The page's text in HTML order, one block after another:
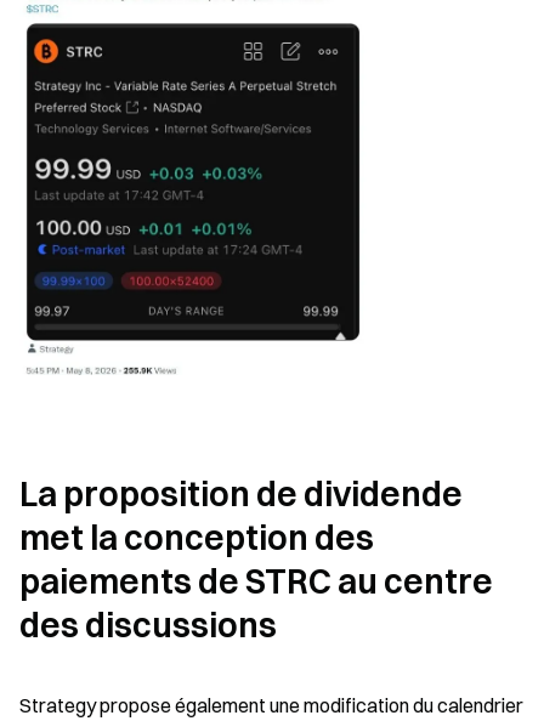
La proposition de dividende
met la conception des
paiements de STRC au centre
des discussions
Strategy propose également une modification du calendrier